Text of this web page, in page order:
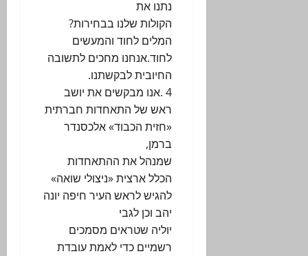
נתנו את
הקולות שלנו בבחירות?
המלים לחוד והמעשים
לחוד.אנחנו מחכים לתשובה
החיובית לבקשתנו.
4 .אנו מבקשים את יושב
ראש של התאחדות חברתית
«חזית הכבוד» אלכסנדר
ברמן,
שמנהל את ההתאחדות
הכלל ארצית «ניצולי שואה»
להגיש לראש העיר חיפה יונה
יהב וכן לגבי
יוליה שטראים מסמכים
רשמיים כדי לאמת עובדת